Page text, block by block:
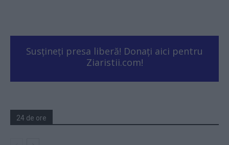
Susțineți presa liberă! Donați aici pentru
Ziaristii.com!
24 de ore